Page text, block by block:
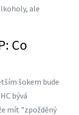
ale
Co
šokem bude
bývá
mít "zpožděný